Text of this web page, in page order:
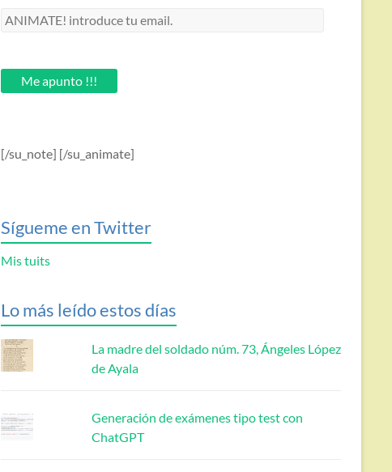
ANIMATE!
email.Me apunto !!!
[/su_note] [/su_animate]
Sígueme en Twitter
Mis tuits
Lo más leído estos días
La madre del soldado núm. 73, Ángeles López
de Ayala
Generación de exámenes tipo test con
ChatGPT